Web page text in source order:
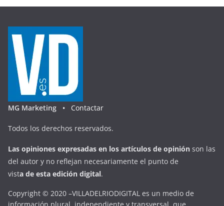
MG Marketing • Contactar
Todos los derechos reservados.
Las opiniones expresadas en los artículos de opinión son las
del autor y no reflejan necesariamente el punto de
vista de esta edición digital.
Copyright © 2020 –VILLADELRIODIGITAL es un medio de